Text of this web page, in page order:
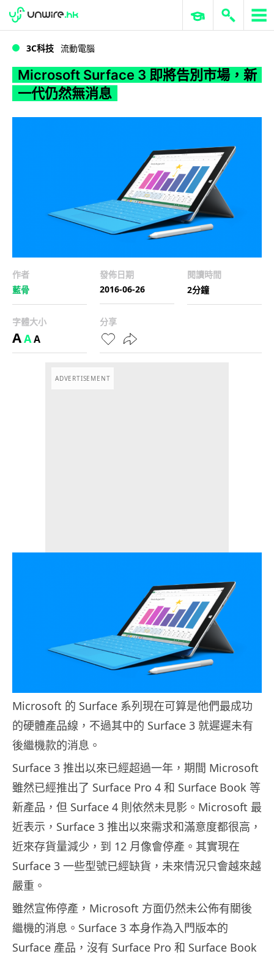
WWDC 2026 ERP 與商業 AI
3C科技 流動電腦
Microsoft Surface 3 即將告別市場，新
一代仍然無消息
作者
藍骨
發佈日期
2016-06-26
閱讀時間
2分鐘
字體大小
AAA
分享
ADVERTISEMENT
Microsoft 的 Surface 系列現在可算是他們最成功
的硬體產品線，不過其中的 Surface 3 就遲遲未有
後繼機款的消息。
Surface 3 推出以來已經超過一年，期間 Microsoft
雖然已經推出了 Surface Pro 4 和 Surface Book 等
新產品，但 Surface 4 則依然未見影。Microsoft 最
近表示，Surface 3 推出以來需求和滿意度都很高，
近來存貨量減少，到 12 月像會停產。其實現在
Surface 3 一些型號已經缺貨，未來情況只會越來越
嚴重。
雖然宣佈停產，Microsoft 方面仍然未公佈有關後
繼機的消息。Surface 3 本身作為入門版本的
Surface 產品，沒有 Surface Pro 和 Surface Book